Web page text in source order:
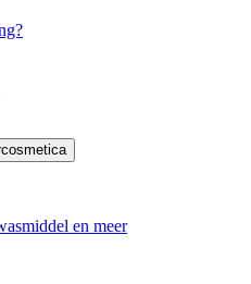
en meer